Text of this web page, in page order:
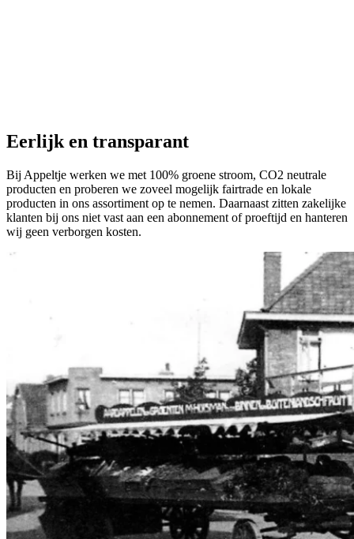
Eerlijk en transparant
Bij Appeltje werken we met 100% groene stroom, CO2 neutrale
producten en proberen we zoveel mogelijk fairtrade en lokale
producten in ons assortiment op te nemen. Daarnaast zitten zakelijke
klanten bij ons niet vast aan een abonnement of proeftijd en hanteren
wij geen verborgen kosten.